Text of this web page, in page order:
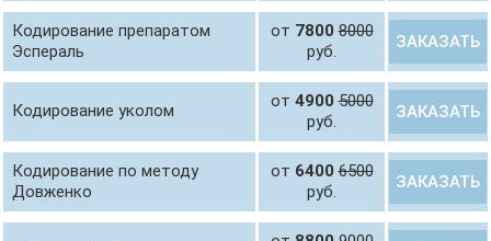
Кодирование препаратом
Эспераль
от 78008000
руб.
ЗАКАЗАТЬ
Кодирование уколом от 49005000
руб.
ЗАКАЗАТЬ
Кодирование по методу
Довженко
от 64006500
руб.
ЗАКАЗАТЬ